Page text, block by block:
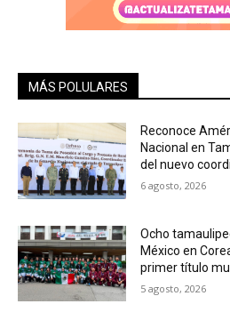
MÁS POLULARES
Reconoce
Nacional en
del nuevo
6 agosto, 2026
Ocho
México en
primer título
5 agosto, 2026